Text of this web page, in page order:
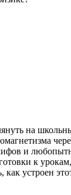
на
и
к
как устроен